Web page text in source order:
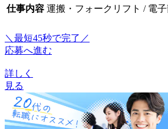
仕事内容 運搬・フォークリフト / 電
＼最短45秒で完了／
応募へ進む
詳しく
見る